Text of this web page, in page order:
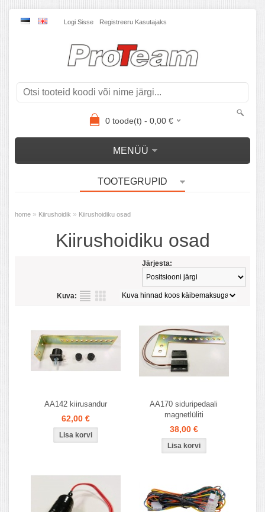
Logi Sisse Registreeru Kasutajaks
0toode(t) - 0,00€
MENÜÜ
TOOTEGRUPID
home » Kiirushoidik » Kiirushoidiku osad
Kiirushoidiku osad
Järjesta:
Kuva:
AA142 kiirusandur
62,00 €
AA170 siduripedaali
magnetlüliti
38,00 €